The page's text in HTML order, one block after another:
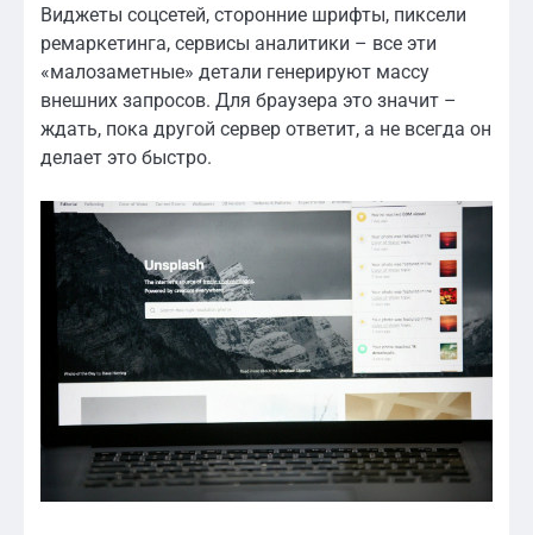
Виджеты соцсетей, сторонние шрифты, пиксели
ремаркетинга, сервисы аналитики – все эти
«малозаметные» детали генерируют массу
внешних запросов. Для браузера это значит –
ждать, пока другой сервер ответит, а не всегда он
делает это быстро.